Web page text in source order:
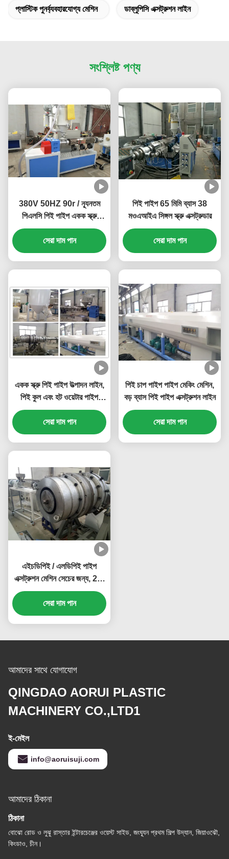
প্লাস্টিক পুনর্ব্যবহারযোগ্য মেশিন ডাব্লুপিসি এক্সট্রুশন লাইন
সংশ্লিষ্ট পণ্য
380V 50HZ 90r / ন্যূনতম
পিএলসি পিই পাইপ একক স্ক্রু
এক্সট্রুডার
সেরা দাম পান
পিই পাইপ 65 মিমি ব্যাস 38
মওএআইএ সিঙ্গল স্ক্রু এক্সট্রুডার
সেরা দাম পান
একক স্ক্রু পিই পাইপ উত্পাদন লাইন,
পিই কুল এবং হট ওয়েটার পাইপ
মেকিং মেশিন
সেরা দাম পান
পিই চাপ পাইপ পাইপ মেকিং মেশিন,
বড় ব্যাস পিই পাইপ এক্সট্রুশন লাইন
সেরা দাম পান
এইচডিপিই / এলডিপিই পাইপ
এক্সট্রুশন মেশিন সেচের জন্য, 2-3
কো-এক্সট্রুডিং ডাই পাইপ এক্সট্রুডার
সেরা দাম পান
আমাদের সাথে যোগাযোগ
QINGDAO AORUI PLASTIC
MACHINERY CO.,LTD1
ই-মেইল
info@aoruisuji.com
আমাদের ঠিকানা
ঠিকানা
বোঝো রোড ও লুঝু রাস্তার ইন্টারচেঞ্জের ওয়েস্ট সাইড, জংঘ্যূন প্রথম শিল্প উদ্যান, জিয়াওঝৌ,
কিংডাও, চীন।